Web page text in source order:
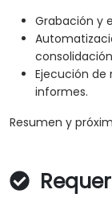
Grabación y
Ejecución
informes.
Resumen y